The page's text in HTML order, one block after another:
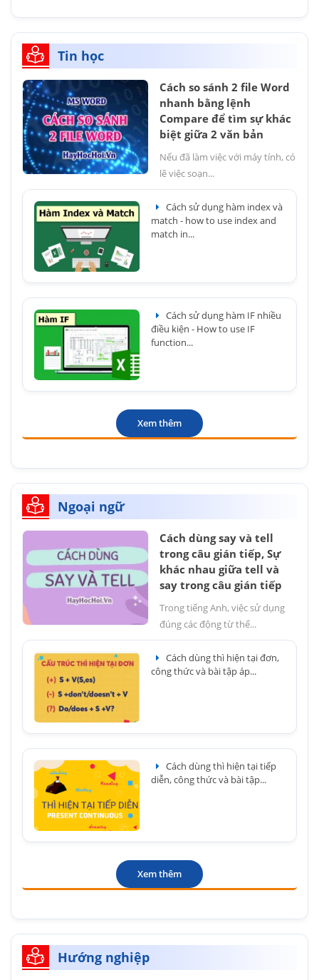
Tin học
Cách so sánh 2 file Word
nhanh bằng lệnh
Compare để tìm sự khác
biệt giữa 2 văn bản
Nếu đã làm việc với máy tính, có
lẽ việc soạn...
Cách sử dụng hàm index và
match - how to use index and
match in...
Cách sử dụng hàm IF nhiều
điều kiện - How to use IF
function...
Xem thêm
Ngoại ngữ
Cách dùng say và tell
trong câu gián tiếp, Sự
khác nhau giữa tell và
say trong câu gián tiếp
Trong tiếng Anh, việc sử dụng
đúng các động từ thể...
Cách dùng thì hiện tại đơn,
công thức và bài tập áp...
Cách dùng thì hiện tại tiếp
diễn, công thức và bài tập...
Xem thêm
Hướng nghiệp